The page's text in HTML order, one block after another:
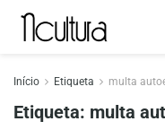
Início Etiqueta multa
Etiqueta: multa